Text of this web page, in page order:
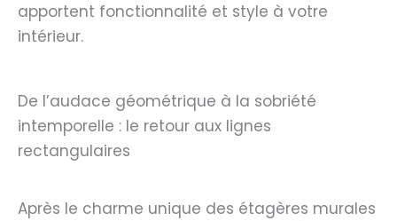
apportent fonctionnalité et style à votre
intérieur.
De l’audace géométrique à la sobriété
intemporelle : le retour aux lignes
rectangulaires
Après le charme unique des étagères murales